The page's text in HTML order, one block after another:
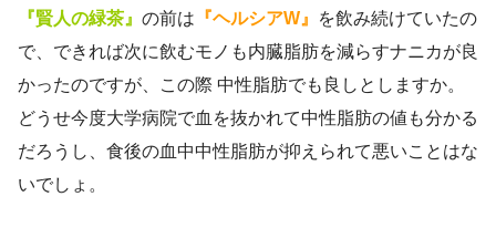
『賢人の緑茶』 の前は 『ヘルシアW』
を飲み続けていたの
で、できれば次に飲むモノも内臓脂肪を減らすナニカが良
かったのですが、この際 中性脂肪でも良しとしますか。
どうせ今度大学病院で血を抜かれて中性脂肪の値も分かる
だろうし、食後の血中中性脂肪が抑えられて悪いことはな
いでしょ。